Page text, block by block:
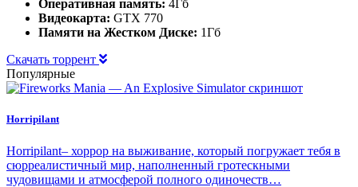
Оперативная память: 4Гб
Видеокарта: GTX 770
Памяти на Жестком Диске: 1Гб
Скачать торрент
Популярные
Horripilant
Horripilant– хоррор на выживание, который погружает тебя в
сюрреалистичный мир, наполненный гротескными
чудовищами и атмосферой полного одиночеств…